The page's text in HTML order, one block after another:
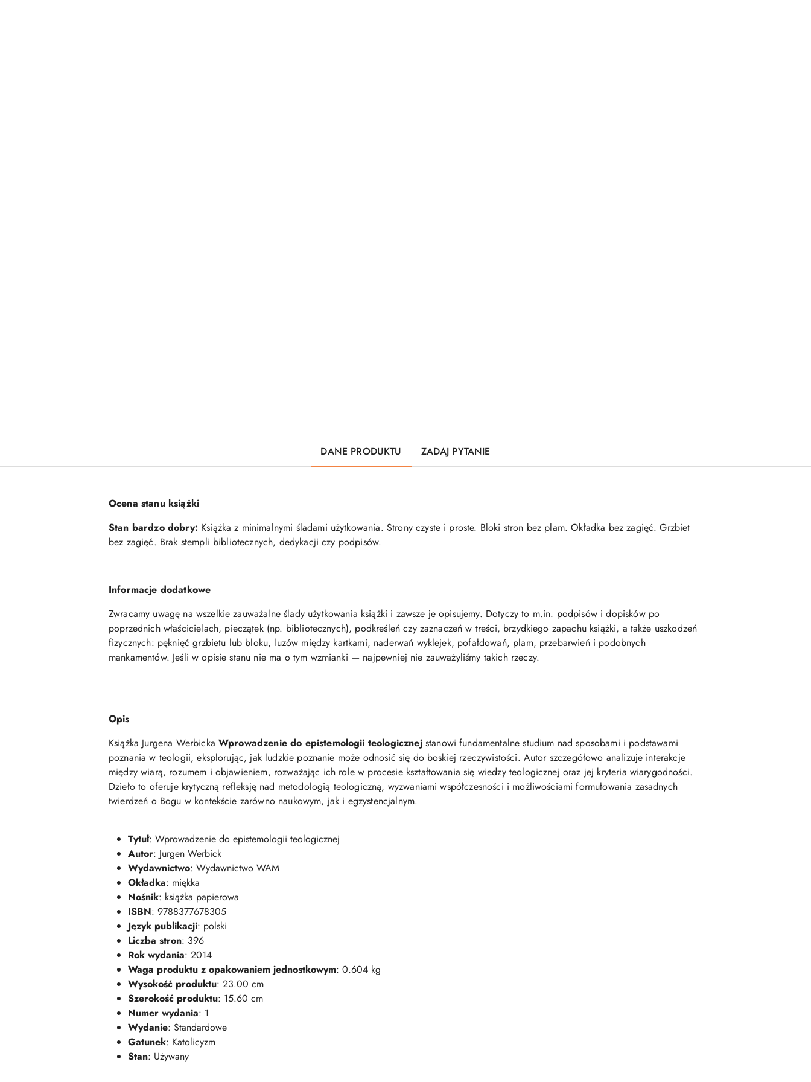
DANE PRODUKTU ZADAJ PYTANIE
Ocena stanu książki
Stan bardzo dobry: Książka z minimalnymi śladami użytkowania. Strony czyste i proste. Bloki stron bez plam. Okładka bez zagięć. Grzbiet
bez zagięć. Brak stempli bibliotecznych, dedykacji czy podpisów.
Informacje dodatkowe
Zwracamy uwagę na wszelkie zauważalne ślady użytkowania książki i zawsze je opisujemy. Dotyczy to m.in. podpisów i dopisków po
poprzednich właścicielach, pieczątek (np. bibliotecznych), podkreśleń czy zaznaczeń w treści, brzydkiego zapachu książki, a także uszkodzeń
fizycznych: pęknięć grzbietu lub bloku, luzów między kartkami, naderwań wyklejek, pofałdowań, plam, przebarwień i podobnych
mankamentów. Jeśli w opisie stanu nie ma o tym wzmianki — najpewniej nie zauważyliśmy takich rzeczy.
Opis
Książka Jurgena Werbicka Wprowadzenie do epistemologii teologicznejstanowi fundamentalne studium nad sposobami i podstawami
poznania w teologii, eksplorując, jak ludzkie poznanie może odnosić się do boskiej rzeczywistości. Autor szczegółowo analizuje interakcje
między wiarą, rozumem i objawieniem, rozważając ich role w procesie kształtowania się wiedzy teologicznej oraz jej kryteria wiarygodności.
Dzieło to oferuje krytyczną refleksję nad metodologią teologiczną, wyzwaniami współczesności i możliwościami formułowania zasadnych
twierdzeń o Bogu w kontekście zarówno naukowym, jak i egzystencjalnym.
Tytuł: Wprowadzenie do epistemologii teologicznej
Autor: Jurgen Werbick
Wydawnictwo: Wydawnictwo WAM
Okładka: miękka
Nośnik: książka papierowa
ISBN: 9788377678305
Język publikacji: polski
Liczba stron: 396
Rok wydania: 2014
Waga produktu z opakowaniem jednostkowym: 0.604 kg
Wysokość produktu: 23.00 cm
Szerokość produktu: 15.60 cm
Numer wydania: 1
Wydanie: Standardowe
Gatunek: Katolicyzm
Stan: Używany